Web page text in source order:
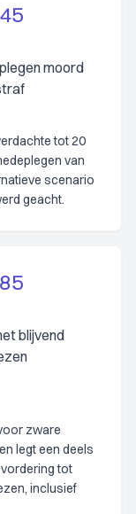
moord
tot 20
van
scenario
geacht.
blijvend
zware
legt een deels
tot
inclusief